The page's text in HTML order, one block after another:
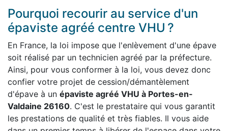
Pourquoi recourir au service d'un
épaviste agréé centre VHU ?
En France, la loi impose que l'enlèvement d'une épave
soit réalisé par un technicien agréé par la préfecture.
Ainsi, pour vous conformer à la loi, vous devez donc
confier votre projet de cession/démantèlement
d'épave à un épaviste agréé VHU à Portes-en-
Valdaine 26160. C'est le prestataire qui vous garantit
les prestations de qualité et très fiables. Il vous aide